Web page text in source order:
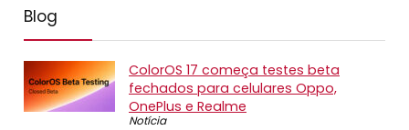
Blog
ColorOS 17 começa testes beta
fechados para celulares Oppo,
OnePlus e Realme
Notícia